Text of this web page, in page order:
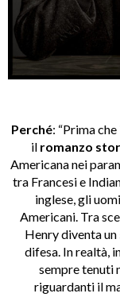
Perché: “Prima
il romanzo
Americana nei
tra Francesi e
inglese, gli
Americani. Tra
Henry diventa un
difesa. In realtà,
sempre tenuti
riguardanti il